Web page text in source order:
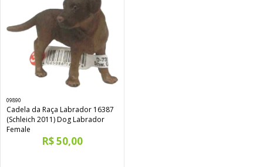
09890
Cadela da Raça Labrador 16387
(Schleich 2011) Dog Labrador
Female
R$ 50,00